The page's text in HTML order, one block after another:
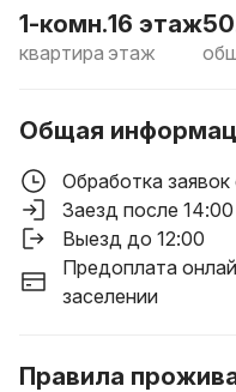
1-комн.
квартира
16 этаж
этаж
Общая
Обработка
Заезд после 14:00
Выезд до 12:00
Предоплата
заселении
Правила